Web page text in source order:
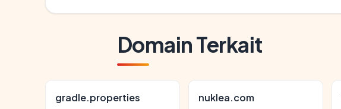
Domain Terkait
gradle.properties nuklea.com